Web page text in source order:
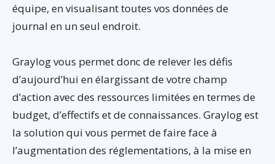
équipe, en visualisant toutes vos données de
journal en un seul endroit.
Graylog vous permet donc de relever les défis
d’aujourd’hui en élargissant de votre champ
d’action avec des ressources limitées en termes de
budget, d’effectifs et de connaissances. Graylog est
la solution qui vous permet de faire face à
l’augmentation des réglementations, à la mise en